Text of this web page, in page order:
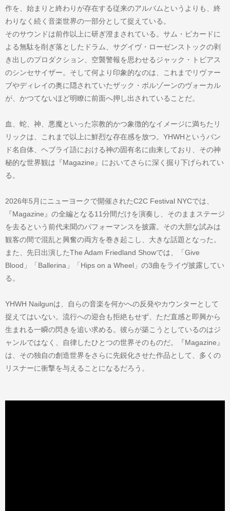
作を、始まりと終わりが存在する従来のアルバムというよりも、終
わりなく続く音楽世界の一部分として捉えている。
そのサウンドは前作以上に研ぎ澄まされている。サム・ピカードに
よる無駄を削ぎ落としたドラム、サグイヴ・ローゼンストックの剥
き出しのプロダクション、空襲警報を思わせるジャック・トビアス
のシンセサイザー。そして何より印象的なのは、これまでリヴァー
ブやディレイの奥に隠されていたザック・ボルゾーンのヴォーカル
が、かつてないほど明瞭に前面へ押し出されていることだ。
血、蛇、神、悪魔といった宗教的かつ象徴的なイメージに満ちたリ
リックは、これまで以上に鮮烈な存在感を放つ。YHWHというバン
ド名自体、ヘブライ語における神の固有名に由来しており、その神
秘的な世界観は『Magazine』においてさらに深く掘り下げられてい
る。
2026年5月にニューヨークで開催されたC2C Festival NYCでは、
『Magazine』の全編となる11分間だけを演奏し、そのままステージ
を去るという前代未聞のパフォーマンスを披露。その大胆な試みは
観客の間で混乱と興奮の両方を巻き起こし、大きな話題となった。
また、先日出演したThe Adam Friedland Showでは、「Give
Blood」「Ballerina」「Hips on a Wheel」の3曲をライヴ披露してい
る。
YHWH Nailgunは、自らの音楽を何かへの反発やカウンターとして
捉えてはいない。流行への迎合も拒絶もせず、ただ直感と即興から
生まれる一瞬の閃きを追い求める。彼らが築こうとしているのはジ
ャンルではなく、自律したひとつの世界そのものだ。『Magazine』
は、その独自の創造世界をさらに先鋭化させた作品として、多くの
リスナーに衝撃を与えることになるだろう。